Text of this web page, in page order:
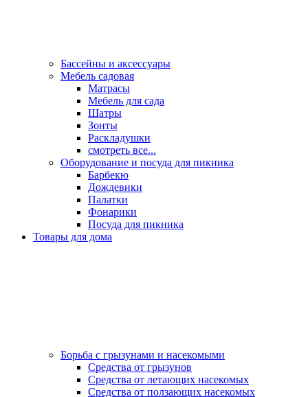
Бассейны и аксессуары
Мебель садовая
Матрасы
Мебель для сада
Шатры
Зонты
Раскладушки
смотреть все...
Оборудование и посуда для пикника
Барбекю
Дождевики
Палатки
Фонарики
Посуда для пикника
Товары для дома
Борьба с грызунами и насекомыми
Средства от грызунов
Средства от летающих насекомых
Средства от ползающих насекомых